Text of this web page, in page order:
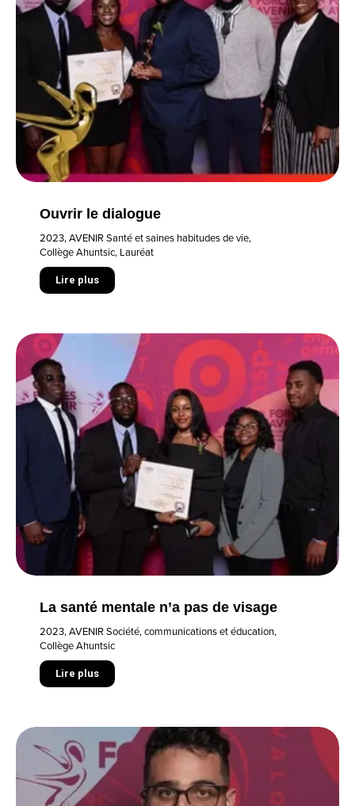
Ouvrir le dialogue
2023,AVENIR Santé et saines habitudes de vie,
Collège Ahuntsic, Lauréat
Lire plus
La santé mentale n’a pas de visage
2023,AVENIR Société, communications et éducation,
Collège Ahuntsic
Lire plus